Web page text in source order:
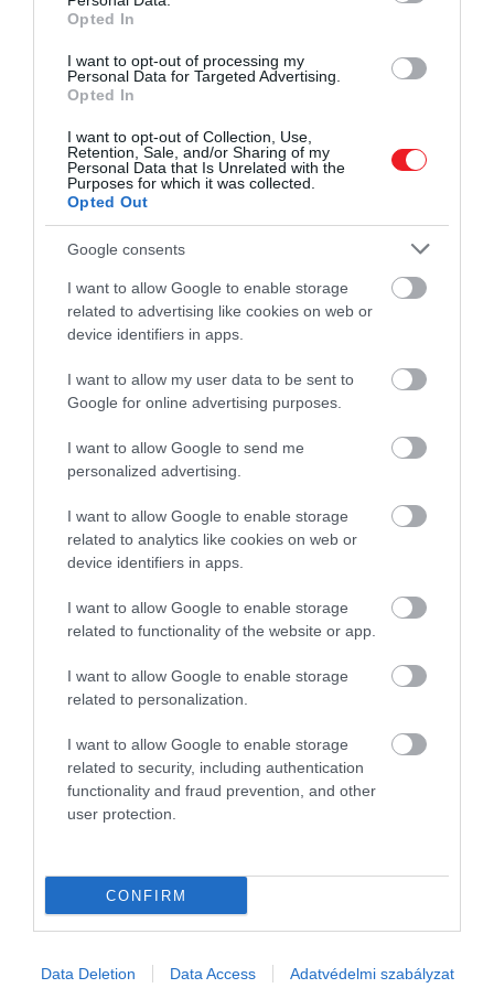
Opted In
I want to opt-out of processing my
Personal Data for Targeted Advertising.
Opted In
I want to opt-out of Collection, Use,
Retention, Sale, and/or Sharing of my
Personal Data that Is Unrelated with the
Purposes for which it was collected.
Opted Out
Google consents
I want to allow Google to enable storage
related to advertising like cookies on web or
device identifiers in apps.
I want to allow my user data to be sent to
Google for online advertising purposes.
I want to allow Google to send me
personalized advertising.
I want to allow Google to enable storage
related to analytics like cookies on web or
device identifiers in apps.
I want to allow Google to enable storage
related to functionality of the website or app.
I want to allow Google to enable storage
related to personalization.
I want to allow Google to enable storage
related to security, including authentication
functionality and fraud prevention, and other
user protection.
CONFIRM
Data Deletion Data Access Adatvédelmi szabályzat
amerikai vezetés attól tart, hogy a versenytársak
korlátozná az Egyesült Államok mozgásterét.
Űrállomás kiváltása: a NASA legalább két új,
kereskedelmi alapon működő űrállomásra ír ki
pályázatot, amelyeket 2030-ig pályára is állítanának.
A cél az, hogy a világűrben továbbra is legyen
folyamatos amerikai jelenlét, hiszen ellenkező
esetben
Kína
maradhat az egyetlen ország,
amelynek állandó legénysége kering a Föld
körül.
Ezt is olvasd el!
a Holdon
A holdi atomreaktor terve egy másik szempontból
is fontos: a Pentagon nemrég törölte saját nukleáris
hajtómű-fejlesztési programját, így
amerikai nukleáris űrtechnológia fő motorjává
Bár a költségvetés jelenleg nem priorizálja ezt a
területet, a NASA szerint ez nem azt jelenti, hogy
lemondtak róla.
Olvasd el ezt is!
A NASA szerint is lebegne a vizen a
Szaturnusz
52 évvel ezelőtt
Misztikum, forma, távolság – 5 tárgy,
amit a Hold ihletett